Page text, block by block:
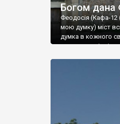
Богом дана
Феодосія (Кафа-12
мою думку) міст
думка в кожного
запрошую